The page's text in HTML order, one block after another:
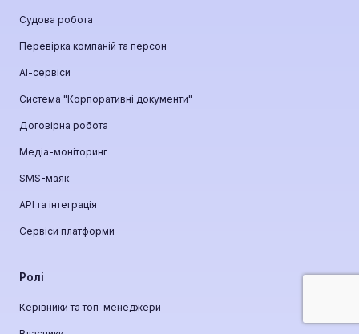
Судова робота
Перевірка компаній та персон
АІ-сервіси
Система "Корпоративні документи"
Договірна робота
Медіа-моніторинг
SMS-маяк
API та інтеграція
Сервіси платформи
Ролі
Керівники та топ-менеджери